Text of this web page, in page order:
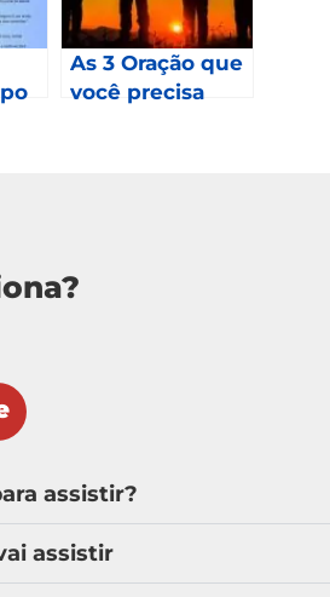
As 3 Oração que
você precisa
assistir?
assistir